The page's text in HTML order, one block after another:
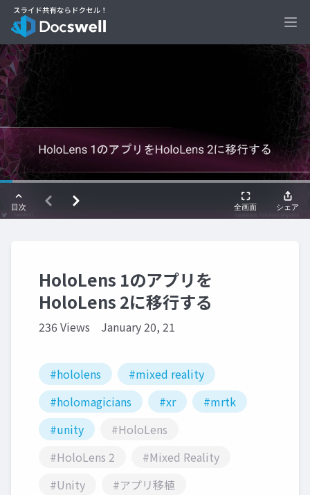
HoloLens 1のアプリを
HoloLens 2に移行する
236 Views January 20, 21
#hololens
#mixed reality
#holomagicians
#xr
#mrtk
#unity
#HoloLens
#HoloLens 2
#Mixed Reality
#Unity
#アプリ移植